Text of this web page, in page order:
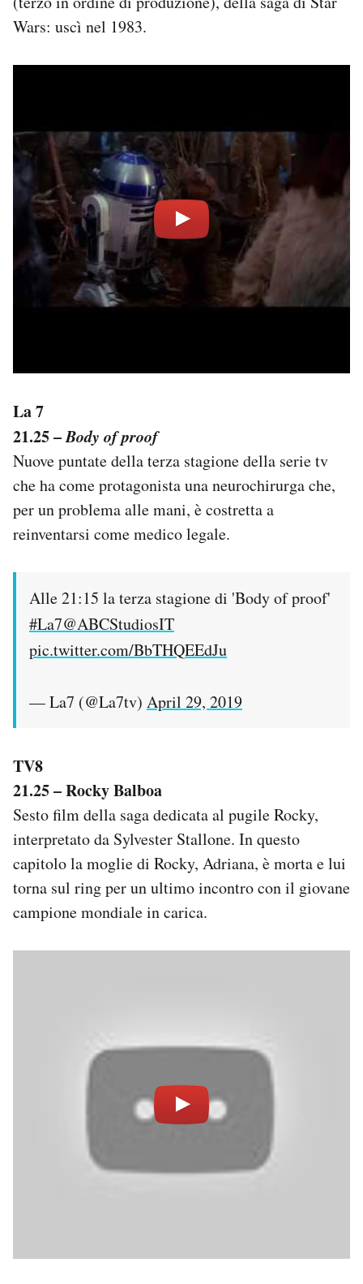
Wars: uscì nel 1983.
La 7
21.25 –Body of proof
Nuove puntate della terza stagione della serie tv
che ha come protagonista una neurochirurga che,
per un problema alle mani, è costretta a
reinventarsi come medico legale.
Alle 21:15 la terza stagione di 'Body of proof'
#La7@ABCStudiosIT
pic.twitter.com/BbTHQEEdJu
— La7 (@La7tv) April 29, 2019
TV8
21.25 – Rocky Balboa
Sesto film della saga dedicata al pugile Rocky,
interpretato da Sylvester Stallone. In questo
capitolo la moglie di Rocky, Adriana, è morta e lui
torna sul ring per un ultimo incontro con il giovane
campione mondiale in carica.